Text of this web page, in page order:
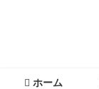
ホーム